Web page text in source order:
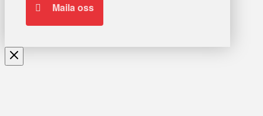
Maila oss